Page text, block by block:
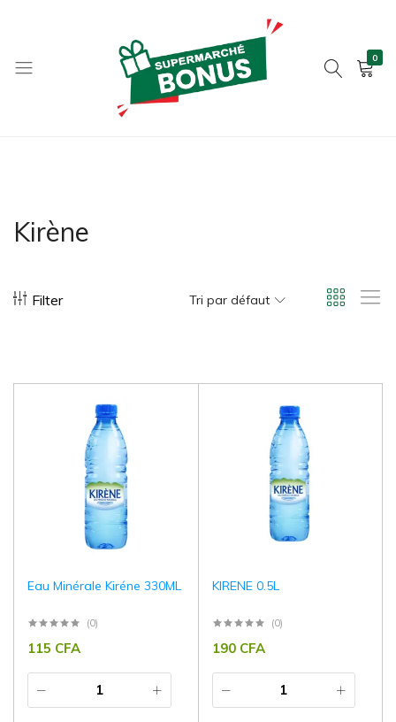
0
Kirène
Filter Tri par défaut
Eau Minérale Kiréne 330ML
(0)
115 CFA
KIRENE 0.5L
(0)
190 CFA